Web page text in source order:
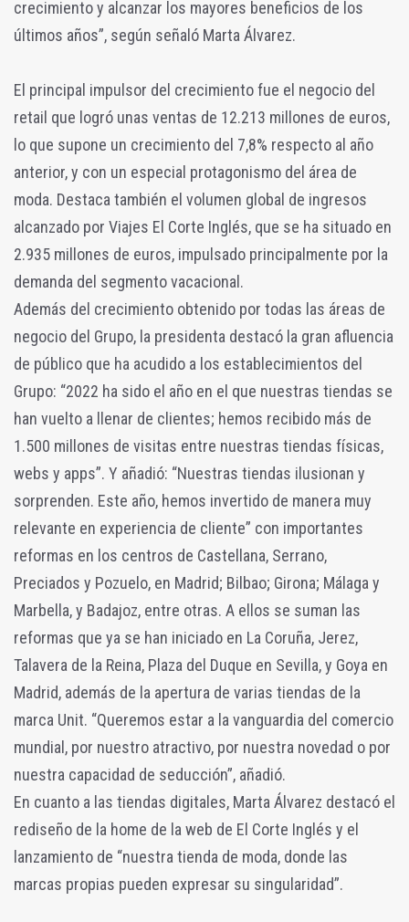
crecimiento y alcanzar los mayores beneficios de los
últimos años”, según señaló Marta Álvarez.
El principal impulsor del crecimiento fue el negocio del
retail que logró unas ventas de 12.213 millones de euros,
lo que supone un crecimiento del 7,8% respecto al año
anterior, y con un especial protagonismo del área de
moda. Destaca también el volumen global de ingresos
alcanzado por Viajes El Corte Inglés, que se ha situado en
2.935 millones de euros, impulsado principalmente por la
demanda del segmento vacacional.
Además del crecimiento obtenido por todas las áreas de
negocio del Grupo, la presidenta destacó la gran afluencia
de público que ha acudido a los establecimientos del
Grupo: “2022 ha sido el año en el que nuestras tiendas se
han vuelto a llenar de clientes; hemos recibido más de
1.500 millones de visitas entre nuestras tiendas físicas,
webs y apps”. Y añadió: “Nuestras tiendas ilusionan y
sorprenden. Este año, hemos invertido de manera muy
relevante en experiencia de cliente” con importantes
reformas en los centros de Castellana, Serrano,
Preciados y Pozuelo, en Madrid; Bilbao; Girona; Málaga y
Marbella, y Badajoz, entre otras. A ellos se suman las
reformas que ya se han iniciado en La Coruña, Jerez,
Talavera de la Reina, Plaza del Duque en Sevilla, y Goya en
Madrid, además de la apertura de varias tiendas de la
marca Unit. “Queremos estar a la vanguardia del comercio
mundial, por nuestro atractivo, por nuestra novedad o por
nuestra capacidad de seducción”, añadió.
En cuanto a las tiendas digitales, Marta Álvarez destacó el
rediseño de la home de la web de El Corte Inglés y el
lanzamiento de “nuestra tienda de moda, donde las
marcas propias pueden expresar su singularidad”.